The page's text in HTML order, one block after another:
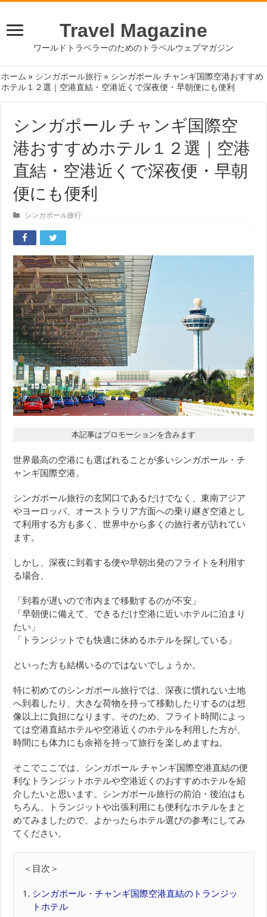
Travel Magazine
ワールドトラベラーのためのトラベルウェブマガジン
ホーム » シンガポール旅行 » シンガポール チャンギ国際空港おすすめ
ホテル１２選｜空港直結・空港近くで深夜便・早朝便にも便利
シンガポール チャンギ国際空
港おすすめホテル１２選｜空港
直結・空港近くで深夜便・早朝
便にも便利
シンガポール旅行
本記事はプロモーションを含みます
世界最高の空港にも選ばれることが多いシンガポール・チ
ャンギ国際空港。
シンガポール旅行の玄関口であるだけでなく、東南アジア
やヨーロッパ、オーストラリア方面への乗り継ぎ空港とし
て利用する方も多く、世界中から多くの旅行者が訪れてい
ます。
しかし、深夜に到着する便や早朝出発のフライトを利用す
る場合、
「到着が遅いので市内まで移動するのが不安」
「早朝便に備えて、できるだけ空港に近いホテルに泊まり
たい」
「トランジットでも快適に休めるホテルを探している」
といった方も結構いるのではないでしょうか。
特に初めてのシンガポール旅行では、深夜に慣れない土地
へ到着したり、大きな荷物を持って移動したりするのは想
像以上に負担になります。そのため、フライト時間によっ
ては空港直結ホテルや空港近くのホテルを利用した方が、
時間にも体力にも余裕を持って旅行を楽しめますね。
そこでここでは、シンガポール チャンギ国際空港直結の便
利なトランジットホテルや空港近くのおすすめホテルを紹
介したいと思います。シンガポール旅行の前泊・後泊はも
ちろん、トランジットや出張利用にも便利なホテルをまと
めてみましたので、よかったらホテル選びの参考にしてみ
てください。
＜目次＞
シンガポール・チャンギ国際空港直結のトランジッ
トホテル